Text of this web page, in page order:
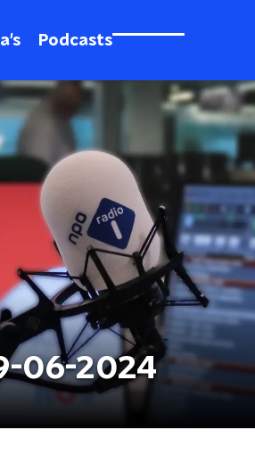
Podcasts
06-2024